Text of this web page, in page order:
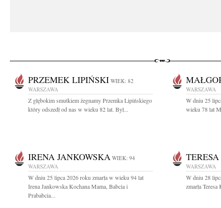
PRZEMEK LIPIŃSKI WIEK: 82
WARSZAWA
Z głębokim smutkiem żegnamy Przemka Lipińskiego
który odszedł od nas w wieku 82 lat. Był...
WARSZAWA
W dniu 25
wieku 78 lat
IRENA JANKOWSKA WIEK: 94
WARSZAWA
W dniu 25 lipca 2026 roku zmarła w wieku 94 lat
Irena Jankowska Kochana Mama, Babcia i
Prababcia...
WARSZAWA
W dniu 28
zmarła